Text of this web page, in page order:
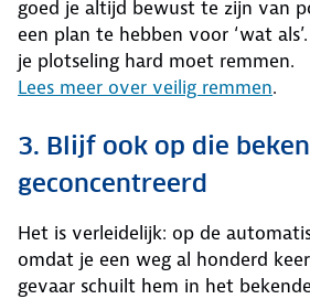
goed je altijd bewust te zijn van
een plan te hebben voor ‘wat
je plotseling hard moet remmen.
Lees meer over veilig remmen.
3. Blijf ook op die
geconcentreerd
Het is verleidelijk: op de
omdat je een weg al honderd
gevaar schuilt hem in het